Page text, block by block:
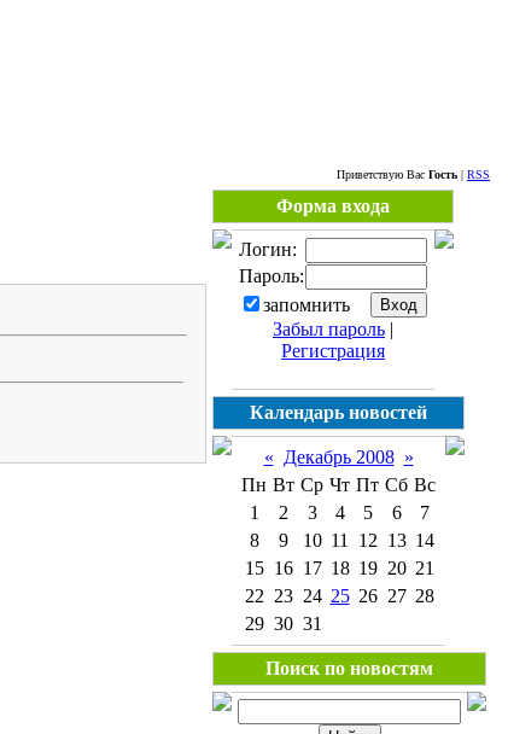
Приветствую Вас Гость | RSS
Форма входа
Логин:
Пароль:
запомнить
Забыл пароль |
Регистрация
Календарь новостей
« Декабрь 2008 »
Пн Вт Ср Чт Пт Сб Вс
1
2 3 4 5 6
7
8
9 10 11 12 13 14
15 16 17 18 19 20 21
22 23 24 25 26 27 28
29 30 31
Поиск по новостям